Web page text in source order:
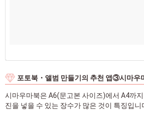
포토북・앨범 만들기의 추천 앱③시마우
시마우마북은 A6(문고본 사이즈)에서 A4까
진을 넣을 수 있는 장수가 많은 것이 특징입니